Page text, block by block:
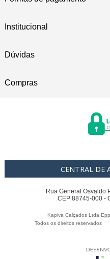
Institucional
Dúvidas
Compras
CENTRAL DE
Rua General Osvaldo
CEP 88745-000 -
Kapiva Calçados Ltda
Todos os direitos reservados